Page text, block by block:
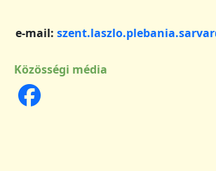
e-mail:
Közösségi média